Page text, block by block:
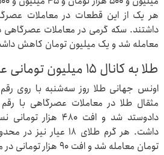
معامله شد و یک میلیون تومان کاهش
طلا به کانال ۱۵ میلیون تومانی عقب‌نشینی کرد
دادوستد شد و افت ۴۸۰
تومان معامله شد و افت ۹۰ هزار تومانی در معاملات عصرگاهی داشت.